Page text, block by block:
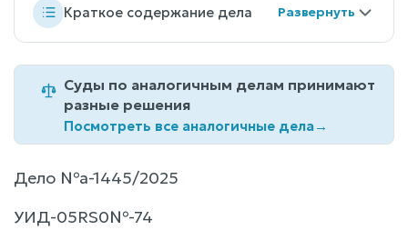
Краткое содержание дела
Суды по аналогичным делам принимают
разные решения
Посмотреть все аналогичные дела→
Дело №а-1445/2025
УИД-05RS0№-74